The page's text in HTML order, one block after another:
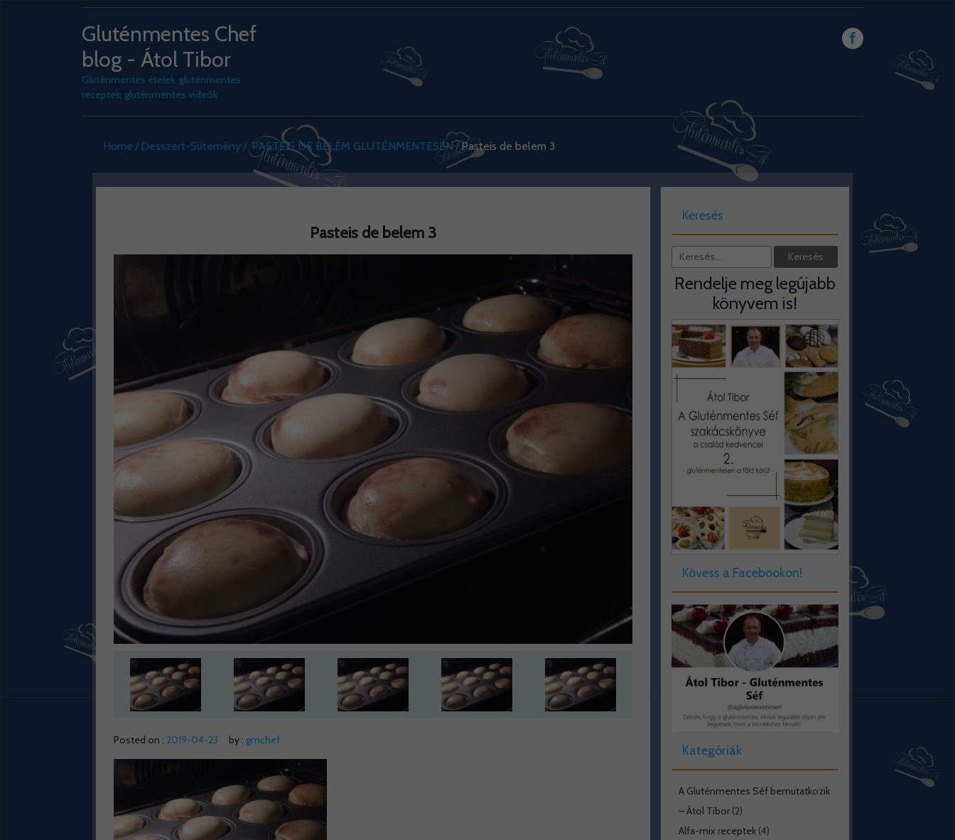
Gluténmentes Chef
blog - Átol Tibor
Gluténmentes ételek, gluténmentes
receptek, gluténmentes videók
Home Desszert-Sütemény PASTÉIS DE BELÉM GLUTÉNMENTESEN Pasteis de belem 3
Pasteis de belem 3
Posted on : 2019-04-23 by : gmchef
Keresés
Rendelje meg legújabb
könyvem is!
Kövess a Facebookon!
Kategóriák
A Gluténmentes Séf bemutatkozik
– Átol Tibor(2)
Alfa-mix receptek(4)